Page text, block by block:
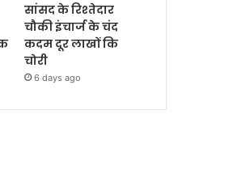
सांसद के रिश्तेदार
चौकी इंचार्ज के चंद
कदम दूर लाखों कि
चोरी
6 days ago